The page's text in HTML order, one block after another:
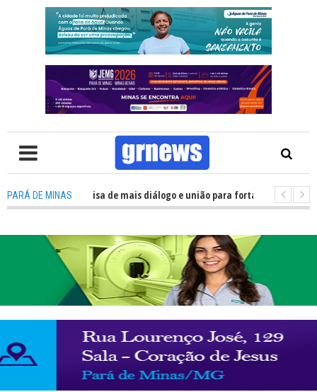
PARÁ DE MINAS
TV: Política precisa de mais diálogo e união para fortalecer Minas e